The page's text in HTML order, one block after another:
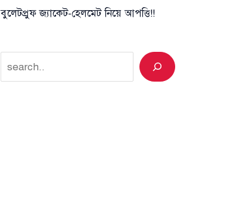
বুলেটপ্রুফ জ্যাকেট-হেলমেট নিয়ে আপত্তি!!